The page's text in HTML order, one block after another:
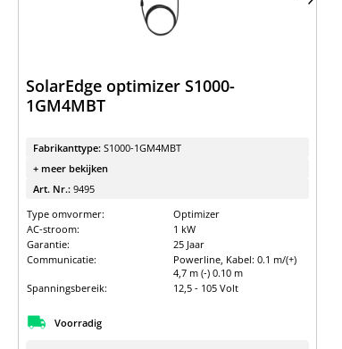
SolarEdge optimizer S1000-
1GM4MBT
Fabrikanttype: S1000-1GM4MBT
+ meer bekijken
Art. Nr.: 9495
Type omvormer:
Optimizer
AC-stroom:
1 kW
Garantie:
25 Jaar
Communicatie:
Powerline, Kabel: 0.1 m/(+)
4,7 m (-) 0.10 m
Spanningsbereik:
12,5 - 105 Volt
Voorradig